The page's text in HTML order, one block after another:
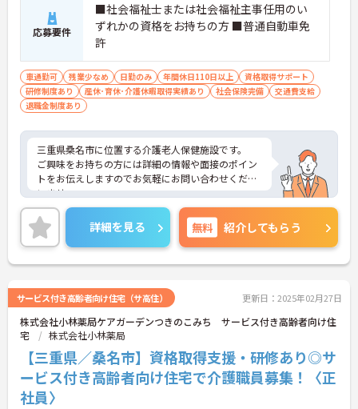
応募要件
■社会福祉士または社会福祉主事任用のい
ずれかの資格をお持ちの方 ■普通自動車免
許
車通勤可 残業少なめ 日勤のみ 年間休日110日以上
資格取得サポート
研修制度あり
産休･育休･介護休暇取得実績あり 社会保険完備
交通費支給
退職金制度あり
三重県桑名市に位置する介護老人保健施設です。
ご興味をお持ちの方には詳細の情報や面接のポイン
トをお伝えしますのでお気軽にお問い合わせくださ
いませ。
詳細を見る 無料 紹介してもらう
サービス付き高齢者向け住宅（サ高住） 更新日：2025年02月27日
株式会社小林薬局ケアガーデンつきのこみち サービス付き高齢者向け住
宅
株式会社小林薬局
【三重県／桑名市】資格取得支援・研修あり◎サ
ービス付き高齢者向け住宅で介護職員募集！〈正
社員〉